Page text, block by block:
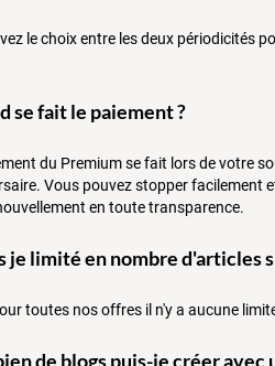
le choix entre les deux périodicités
se fait le paiement ?
du Premium se fait lors de votre
Vous pouvez stopper facilement
en toute transparence.
je limité en nombre d'articles
toutes nos offres il n'y a aucune
de blogs puis-je créer avec